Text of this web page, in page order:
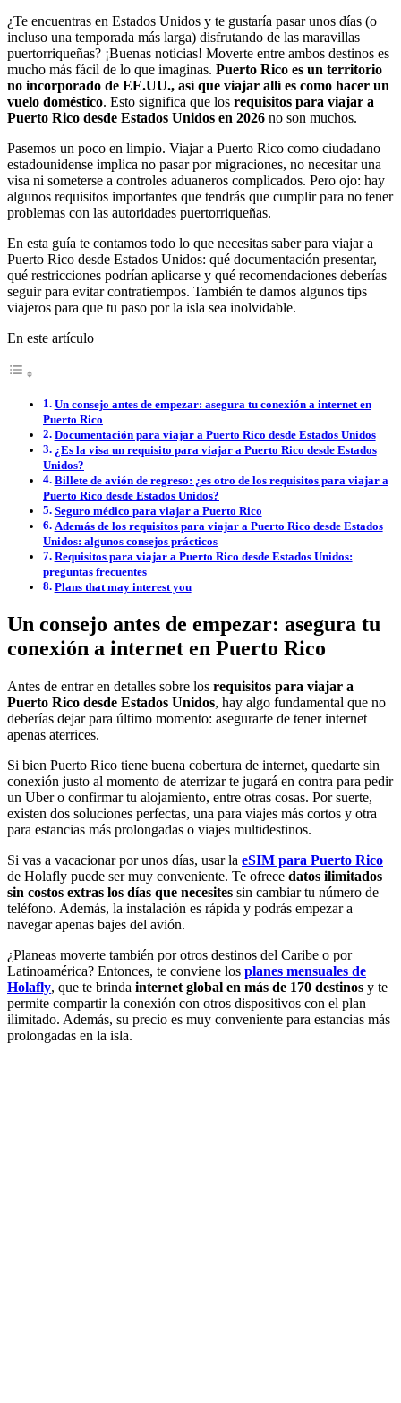
¿Te encuentras en Estados Unidos y te gustaría pasar unos días (o
incluso una temporada más larga) disfrutando de las maravillas
puertorriqueñas? ¡Buenas noticias! Moverte entre ambos destinos es
mucho más fácil de lo que imaginas. Puerto Rico es un territorio
no incorporado de EE.UU., así que viajar allí es como hacer un
vuelo doméstico. Esto significa que los requisitos para viajar a
Puerto Rico desde Estados Unidos en 2026 no son muchos.
Pasemos un poco en limpio. Viajar a Puerto Rico como ciudadano
estadounidense implica no pasar por migraciones, no necesitar una
visa ni someterse a controles aduaneros complicados. Pero ojo: hay
algunos requisitos importantes que tendrás que cumplir para no tener
problemas con las autoridades puertorriqueñas.
En esta guía te contamos todo lo que necesitas saber para viajar a
Puerto Rico desde Estados Unidos: qué documentación presentar,
qué restricciones podrían aplicarse y qué recomendaciones deberías
seguir para evitar contratiempos. También te damos algunos tips
viajeros para que tu paso por la isla sea inolvidable.
En este artículo
Un consejo antes de empezar: asegura tu conexión a internet en
Puerto Rico
Documentación para viajar a Puerto Rico desde Estados Unidos
¿Es la visa un requisito para viajar a Puerto Rico desde Estados
Unidos?
Billete de avión de regreso: ¿es otro de los requisitos para viajar a
Puerto Rico desde Estados Unidos?
Seguro médico para viajar a Puerto Rico
Además de los requisitos para viajar a Puerto Rico desde Estados
Unidos: algunos consejos prácticos
Requisitos para viajar a Puerto Rico desde Estados Unidos:
preguntas frecuentes
Plans that may interest you
Un consejo antes de empezar: asegura tu
conexión a internet en Puerto Rico
Antes de entrar en detalles sobre los requisitos para viajar a
Puerto Rico desde Estados Unidos, hay algo fundamental que no
deberías dejar para último momento: asegurarte de tener internet
apenas aterrices.
Si bien Puerto Rico tiene buena cobertura de internet, quedarte sin
conexión justo al momento de aterrizar te jugará en contra para pedir
un Uber o confirmar tu alojamiento, entre otras cosas. Por suerte,
existen dos soluciones perfectas, una para viajes más cortos y otra
para estancias más prolongadas o viajes multidestinos.
Si vas a vacacionar por unos días, usar la eSIM para Puerto Rico
de Holafly puede ser muy conveniente. Te ofrece datos ilimitados
sin costos extras los días que necesites sin cambiar tu número de
teléfono. Además, la instalación es rápida y podrás empezar a
navegar apenas bajes del avión.
¿Planeas moverte también por otros destinos del Caribe o por
Latinoamérica? Entonces, te conviene los planes mensuales de
Holafly, que te brinda internet global en más de 170 destinos y te
permite compartir la conexión con otros dispositivos con el plan
ilimitado. Además, su precio es muy conveniente para estancias más
prolongadas en la isla.